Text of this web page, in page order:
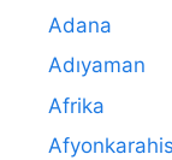
Adana
Adıyaman
Afrika